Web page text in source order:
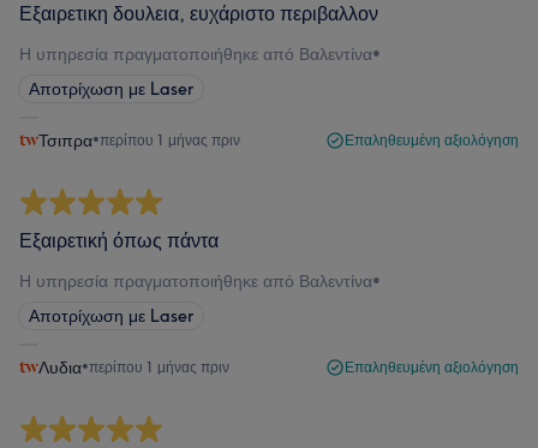
Εξαιρετικη δουλεια, ευχάριστο περιβαλλον
Η υπηρεσία πραγματοποιήθηκε από Βαλεντίνα•
Αποτρίχωση με Laser
Τσιπρα•περίπου 1 μήνας πριν Επαληθευμένη αξιολόγηση
Εξαιρετική όπως πάντα
Η υπηρεσία πραγματοποιήθηκε από Βαλεντίνα•
Αποτρίχωση με Laser
Λυδια•περίπου 1 μήνας πριν Επαληθευμένη αξιολόγηση